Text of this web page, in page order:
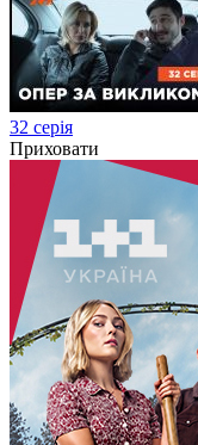
32 серія
Приховати